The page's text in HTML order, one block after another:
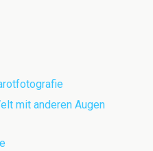
mit anderen Augen